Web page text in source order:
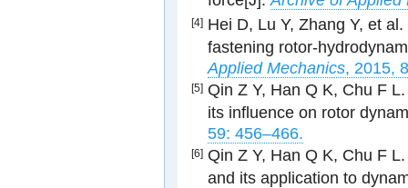
[4] Hei D, Lu Y, Zhang Y, et
fastening rotor-
Applied Mechanics, 2015,
[5] Qin Z Y, Han Q K, Chu F
its influence on rotor
59: 456–466.
[6] Qin Z Y, Han Q K, Chu F
and its application to